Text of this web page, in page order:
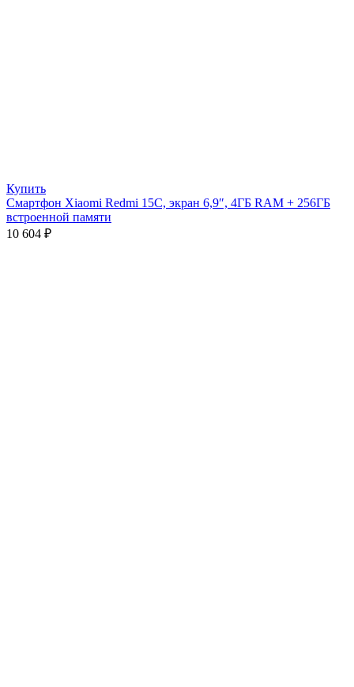
Купить
Смартфон Xiaomi Redmi 15C, экран 6,9″, 4ГБ RAM + 256ГБ
встроенной памяти
10 604 ₽